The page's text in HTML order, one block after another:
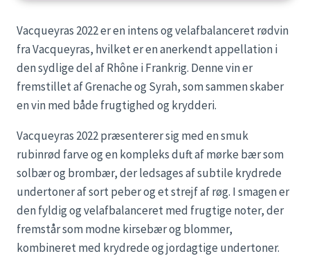
Vacqueyras 2022 er en intens og velafbalanceret rødvin
fra Vacqueyras, hvilket er en anerkendt appellation i
den sydlige del af Rhône i Frankrig. Denne vin er
fremstillet af Grenache og Syrah, som sammen skaber
en vin med både frugtighed og krydderi.
Vacqueyras 2022 præsenterer sig med en smuk
rubinrød farve og en kompleks duft af mørke bær som
solbær og brombær, der ledsages af subtile krydrede
undertoner af sort peber og et strejf af røg. I smagen er
den fyldig og velafbalanceret med frugtige noter, der
fremstår som modne kirsebær og blommer,
kombineret med krydrede og jordagtige undertoner.